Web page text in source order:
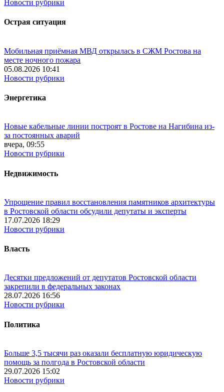
Новости рубрики
Острая ситуация
Мобильная приёмная МВД открылась в СЖМ Ростова на
месте ночного пожара
05.08.2026 10:41
Новости рубрики
Энергетика
Новые кабельные линии построят в Ростове на Нагибина из-
за постоянных аварий
вчера, 09:55
Новости рубрики
Недвижимость
Упрощение правил восстановления памятников архитектуры
в Ростовской области обсудили депутаты и эксперты
17.07.2026 18:29
Новости рубрики
Власть
Десятки предложений от депутатов Ростовской области
закрепили в федеральных законах
28.07.2026 16:56
Новости рубрики
Политика
Больше 3,5 тысячи раз оказали бесплатную юридическую
помощь за полгода в Ростовской области
29.07.2026 15:02
Новости рубрики